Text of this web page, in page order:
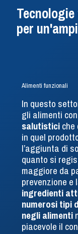
per
Alimenti funzionali
In questo
gli alimenti con
salutistici
in quel
l’aggiunta di
quanto si
maggiore da
prevenzione e
ingredienti
numerosi tipi
negli alimenti
piacevole il